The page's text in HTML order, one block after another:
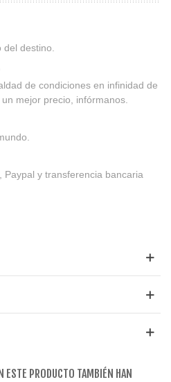
del destino.
de condiciones en infinidad de
mejor precio, infórmanos.
Paypal y transferencia bancaria
ESTE PRODUCTO TAMBIÉN HAN